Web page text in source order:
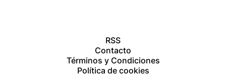
RSS
Contacto
Términos y Condiciones
Política de cookies